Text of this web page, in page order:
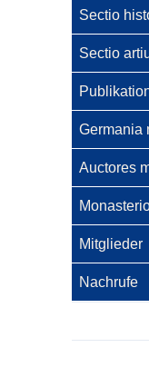
Sectio
Sectio
Germania
Auctores
Mitglieder
Nachrufe